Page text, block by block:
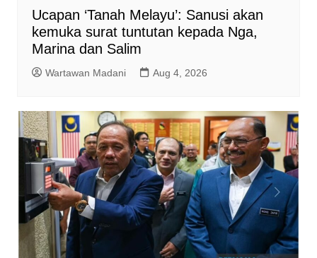
Ucapan ‘Tanah Melayu’: Sanusi akan
kemuka surat tuntutan kepada Nga,
Marina dan Salim
Wartawan Madani Aug 4, 2026